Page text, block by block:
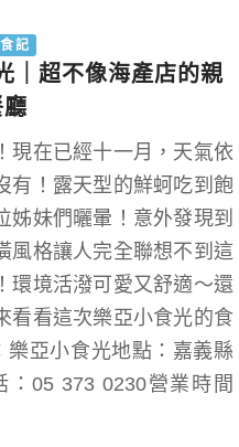
記
｜超不像海產店的親
現在已經十一月，天氣依
有！露天型的鮮蚵吃到飽
姊妹們曬暈！意外發現到
風格讓人完全聯想不到這
環境活潑可愛又舒適～還
看看這次樂亞小食光的食
亞小食光地點：嘉義縣
05 373 0230營業時間